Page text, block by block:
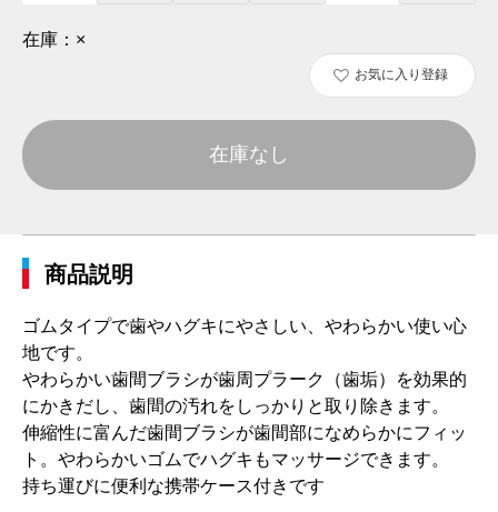
在庫： ×
お気に入り登録
在庫なし
商品説明
ゴムタイプで歯やハグキにやさしい、やわらかい使い心
地です。
やわらかい歯間ブラシが歯周プラーク（歯垢）を効果的
にかきだし、歯間の汚れをしっかりと取り除きます。
伸縮性に富んだ歯間ブラシが歯間部になめらかにフィッ
ト。やわらかいゴムでハグキもマッサージできます。
持ち運びに便利な携帯ケース付きです